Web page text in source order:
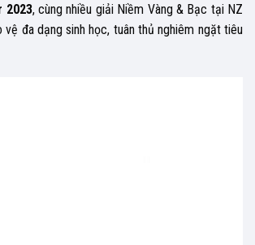
2023, cùng nhiều giải Niềm Vàng & Bạc tại NZ
đa dạng sinh học, tuân thủ nghiêm ngặt tiêu